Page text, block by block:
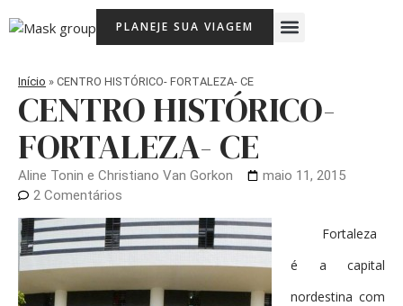
para
PLANEJE SUA VIAGEM Menu
Início » CENTRO HISTÓRICO- FORTALEZA- CE
CENTRO HISTÓRICO-
FORTALEZA- CE
Aline Tonin e Christiano Van Gorkon
maio 11, 2015
2 Comentários
Fortaleza
é a capital
nordestina com